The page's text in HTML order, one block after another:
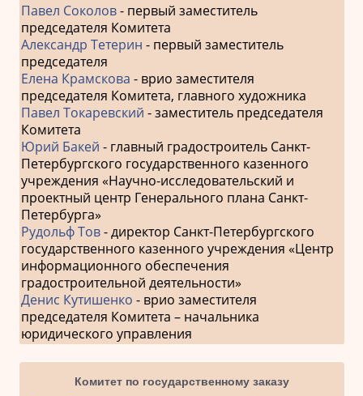
Павел Соколов- первый заместитель
председателя Комитета
Александр Тетерин - первый заместитель
председателя
Елена Крамскова - врио заместителя
председателя Комитета, главного художника
Павел Токаревский - заместитель председателя
Комитета
Юрий Бакей - главный градостроитель Санкт-
Петербургского государственного казенного
учреждения «Научно-исследовательский и
проектный центр Генерального плана Санкт-
Петербурга»
Рудольф Тов- директор Санкт-Петербургского
государственного казенного учреждения «Центр
информационного обеспечения
градостроительной деятельности»
Денис Кутишенко - врио заместителя
председателя Комитета – начальника
юридического управления
Комитет по государственному заказу